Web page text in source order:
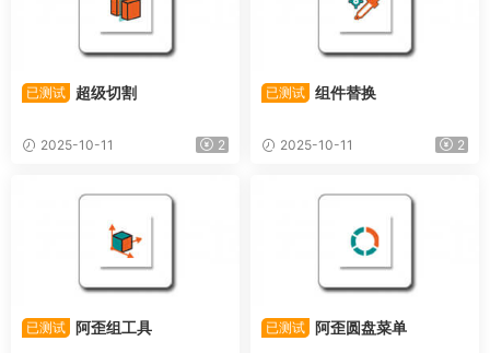
已测试 超级切割
2025-10-11 2
已测试 组件替换
2025-10-11 2
已测试 阿歪组工具 已测试 阿歪圆盘菜单